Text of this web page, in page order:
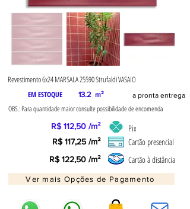
Revestimento 6x24 MARSALA 25590 Strufaldi VASAIO
EM ESTOQUE 13.2 m² a pronta entrega
OBS.: Para quantidade maior consulte possibilidade de encomenda
R$ 112,50 /m²
R$ 117,25 /m²
Pix
Cartão presencial
R$ 122,50 /m² Cartão à distância
Ver mais Opções de Pagamento